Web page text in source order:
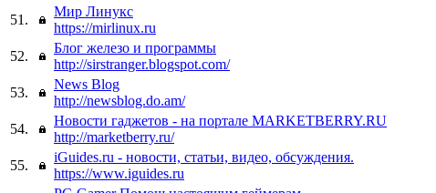
51.
Мир Линукс
https://mirlinux.ru
52.
Блог железо и программы
http://sirstranger.blogspot.com/
53.
News Blog
http://newsblog.do.am/
54.
Новости гаджетов - на портале MARKETBERRY.RU
http://marketberry.ru/
55.
iGuides.ru - новости, статьи, видео, обсуждения.
https://www.iguides.ru